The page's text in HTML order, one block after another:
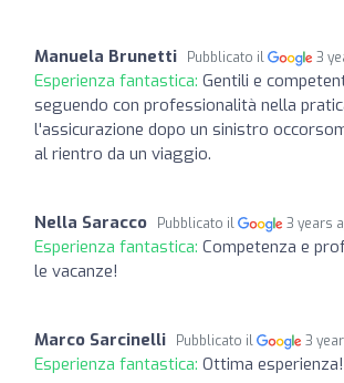
Manuela Brunetti Pubblicato il 3
Esperienza fantastica: Gentili e
seguendo con professionalità nella
l'assicurazione dopo un sinistro
al rientro da un viaggio.
Nella Saracco Pubblicato il 3 years
Esperienza fantastica: Competenza e
le vacanze!
Marco Sarcinelli Pubblicato il 3
Esperienza fantastica: Ottima